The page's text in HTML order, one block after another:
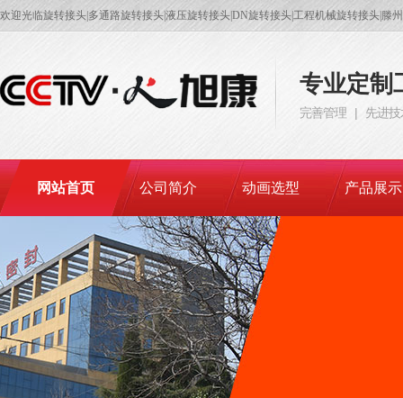
欢迎光临旋转接头|多通路旋转接头|液压旋转接头|DN旋转接头|工程机械旋转接头|滕
专业定制
完善管理 | 先进
网站首页 公司简介 动画选型 产品展示